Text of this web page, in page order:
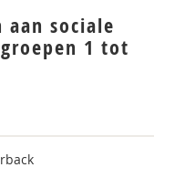
sociale
1 tot